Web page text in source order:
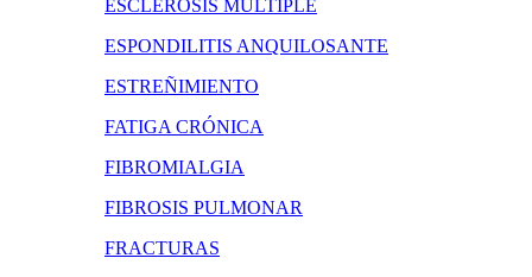
ESCLEROSIS MULTIPLE
ESPONDILITIS ANQUILOSANTE
ESTREÑIMIENTO
FATIGA CRÓNICA
FIBROMIALGIA
FIBROSIS PULMONAR
FRACTURAS